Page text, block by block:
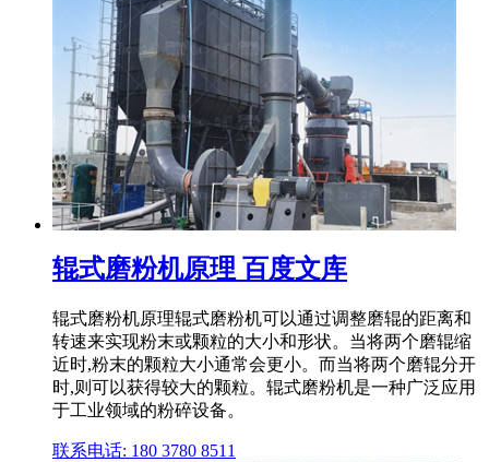
辊式磨粉机原理 百度文库
辊式磨粉机原理辊式磨粉机可以通过调整磨辊的距离和
转速来实现粉末或颗粒的大小和形状。当将两个磨辊缩
近时,粉末的颗粒大小通常会更小。而当将两个磨辊分开
时,则可以获得较大的颗粒。辊式磨粉机是一种广泛应用
于工业领域的粉碎设备。
联系电话: 180 3780 8511